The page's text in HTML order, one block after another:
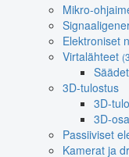
Mikro-
Elektroniset
Virtalähteet
3D-tulostus
3D-
3D-
Passiiviset
Kamerat ja